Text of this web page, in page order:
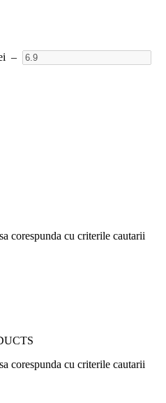
–
corespunda cu criterile cautarii
corespunda cu criterile cautarii